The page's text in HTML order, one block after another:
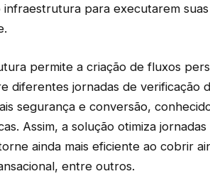
infraestrutura para executarem
permite a criação de fluxos
diferentes jornadas de verificação
segurança e conversão,
Assim, a solução otimiza
ainda mais eficiente ao cobrir
entre outros.